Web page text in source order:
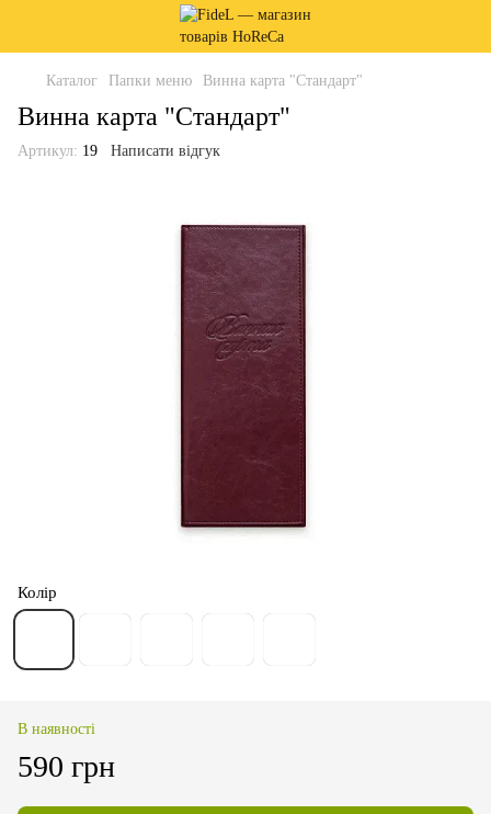
Каталог Папки меню Винна карта "Стандарт"
Винна карта "Стандарт"
Артикул: 19 Написати відгук
Колір
В наявності
590 грн